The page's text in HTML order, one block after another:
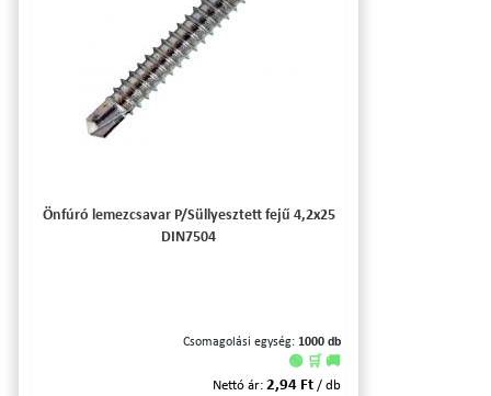
Önfúró lemezcsavar P/Süllyesztett fejű 4,2x25
DIN7504
Csomagolási egység: 1000 db
🟢 🛒 🚚
Nettó ár: 2,94 Ft / db